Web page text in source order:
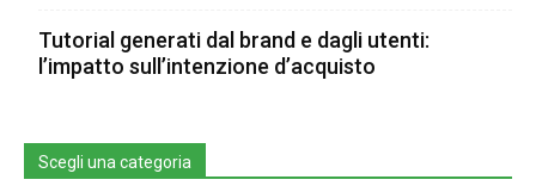
Tutorial generati dal brand e dagli utenti:
l’impatto sull’intenzione d’acquisto
Scegli una categoria